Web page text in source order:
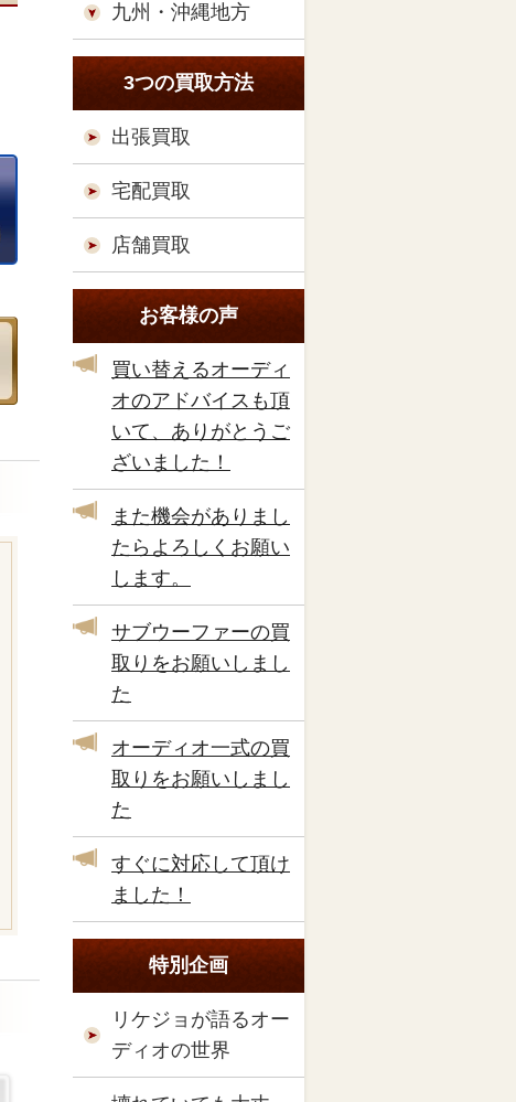
九州・沖縄地方
3つの買取方法
出張買取
宅配買取
店舗買取
お客様の声
買い替えるオーディ
オのアドバイスも頂
いて、ありがとうご
ざいました！
また機会がありまし
たらよろしくお願い
します。
サブウーファーの買
取りをお願いしまし
た
オーディオ一式の買
取りをお願いしまし
た
すぐに対応して頂け
ました！
特別企画
リケジョが語るオー
ディオの世界